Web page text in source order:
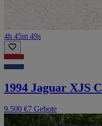
4h 45m 49s
1994 Jaguar XJS
9.500 €7 Gebote